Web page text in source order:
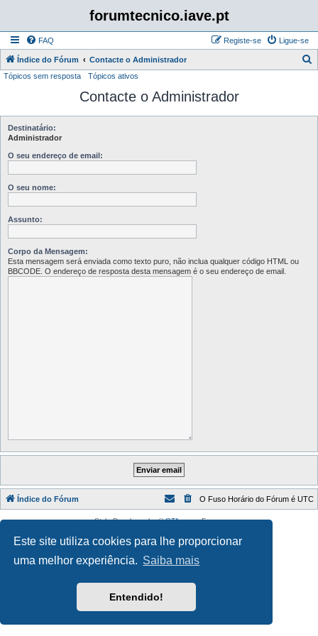
Este site utiliza cookies para lhe proporcionar
uma melhor experiência. Saiba mais
Entendido!
forumtecnico.iave.pt
FAQ Ligue-se
Registe-se
Índice do Fórum Contacte o Administrador
Tópicos sem resposta Tópicos ativos
Contacte o Administrador
Destinatário:
Administrador
O seu endereço de email:
O seu nome:
Assunto:
Corpo da Mensagem:
Esta mensagem será enviada como texto puro, não inclua qualquer código HTML ou
BBCODE. O endereço de resposta desta mensagem é o seu endereço de email.
Índice do Fórum O Fuso Horário do Fórum é UTC
Style Developer by ©GTA gameForum.
Traduzido por: phpBB Portugal
Privacidade
Termos